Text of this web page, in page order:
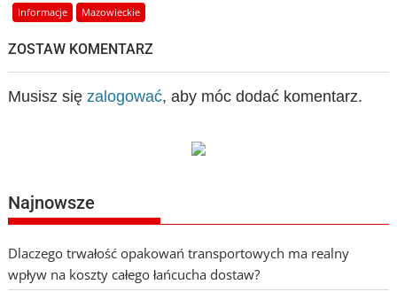
Informacje Mazowieckie
ZOSTAW KOMENTARZ
Musisz sięzalogować, aby móc dodać komentarz.
Najnowsze
Dlaczego trwałość opakowań transportowych ma realny
wpływ na koszty całego łańcucha dostaw?